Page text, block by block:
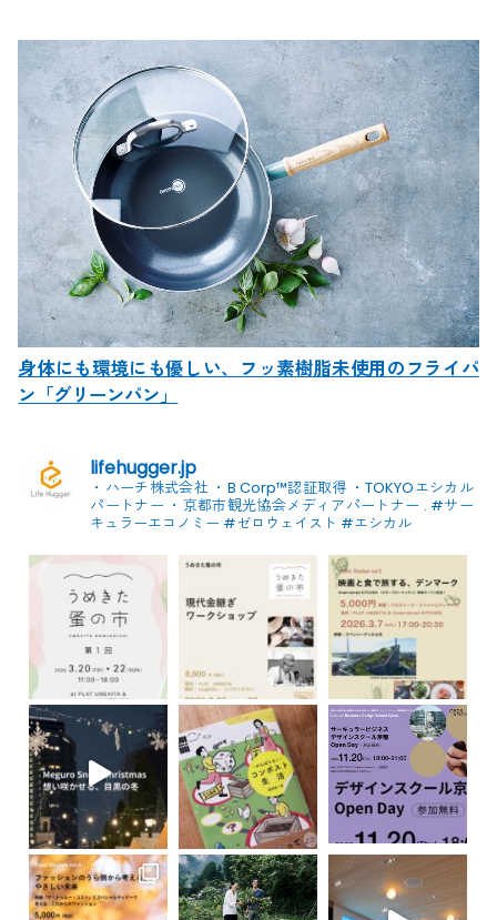
身体にも環境にも優しい、フッ素樹脂未使用のフライパ
ン「グリーンパン」
lifehugger.jp
・ハーチ株式会社 ・B Corp™認証取得 ・TOKYOエシカル
パートナー ・京都市観光協会メディアパートナー . #サー
キュラーエコノミー #ゼロウェイスト #エシカル